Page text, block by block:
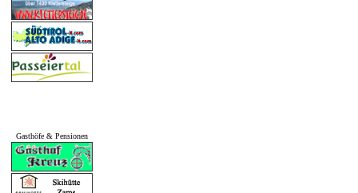
Gasthöfe & Pensionen